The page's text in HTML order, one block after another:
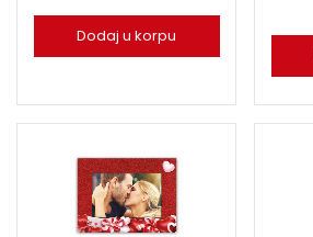
Dodaj u korpu